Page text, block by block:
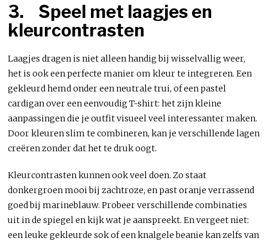
3.
Speel met laagjes en
kleurcontrasten
Laagjes dragen is niet alleen handig bij wisselvallig weer,
het is ook een perfecte manier om kleur te integreren. Een
gekleurd hemd onder een neutrale trui, of een pastel
cardigan over een eenvoudig T-shirt: het zijn kleine
aanpassingen die je outfit visueel veel interessanter maken.
Door kleuren slim te combineren, kan je verschillende lagen
creëren zonder dat het te druk oogt.
Kleurcontrasten kunnen ook veel doen. Zo staat
donkergroen mooi bij zachtroze, en past oranje verrassend
goed bij marineblauw. Probeer verschillende combinaties
uit in de spiegel en kijk wat je aanspreekt. En vergeet niet:
een leuke gekleurde sok of een knalgele beanie kan zelfs van